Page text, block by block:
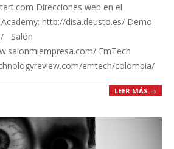
Direcciones web en el
http://disa.deusto.es/ Demo
Salón
EmTech
emtech/colombia/
LEER MÁS →